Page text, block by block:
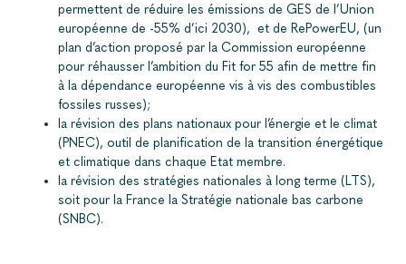
permettent de réduire les émissions de GES de l’Union
européenne de -55% d’ici 2030), et de RePowerEU, (un
plan d’action proposé par la Commission européenne
pour réhausser l’ambition du Fit for 55 afin de mettre fin
à la dépendance européenne vis à vis des combustibles
fossiles russes);
la révision des plans nationaux pour l’énergie et le climat
(PNEC), outil de planification de la transition énergétique
et climatique dans chaque Etat membre.
la révision des stratégies nationales à long terme (LTS),
soit pour la France la Stratégie nationale bas carbone
(SNBC).